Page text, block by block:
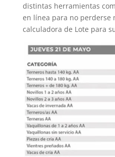
distintas herramientas
en línea para no perderse
calculadora de Lote para